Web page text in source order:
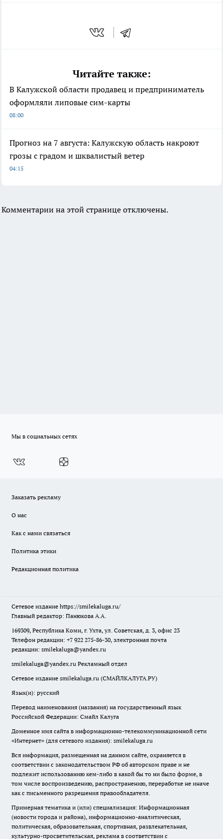
Читайте также:
В Калужской области продавец и предприниматель
оформляли липовые сим-карты
08:00
Прогноз на 7 августа: Калужскую область накроют
грозы с градом и шквалистый ветер
04:15
Комментарии на этой странице отключены.
Мы в социальных сетях
Заказать рекламу
О нас
Как с нами связаться
Политика этики
Редакционная политика
Сетевое издание https://smilekaluga.ru/
Главный редактор: Панюкова А.А.
169309, Республика Коми, г. Ухта, ул. Советская, д. 3, офис 23
Телефон редакции: +7 922 275-86-30, электронная почта
редакции: smilekaluga@yandex.ru
smilekaluga@yandex.ru Рекламный отдел
Сетевое издание smilekaluga.ru (СМАЙЛКАЛУГА.РУ)
Язык(и): русский
Перевод наименования (названия) на государственный язык
Российской Федерации: Смайл Калуга
Доменное имя сайта в информационно-телекоммуникационной сети
«Интернет» (для сетевого издания): smilekaluga.ru
Вся информация, размещенная на данном сайте, охраняется в
соответствии с законодательством РФ об авторском праве и не
подлежит использованию кем-либо в какой бы то ни было форме, в
том числе воспроизведению, распространению, переработке не иначе
как с письменного разрешения правообладателя.
Примерная тематика и (или) специализация: Информационная
(новости города и района), информационно-аналитическая,
политическая, образовательная, спортивная, развлекательная,
культурно-просветительская, реклама в соответствии с